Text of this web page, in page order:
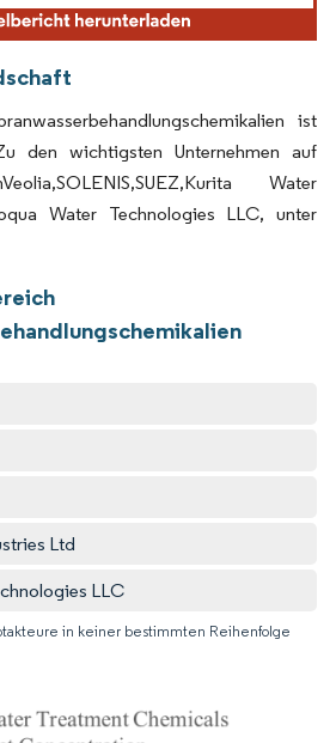
ist
den wichtigsten Unternehmen auf
Water
Water Technologies LLC, unter
Ltd
LLC
in keiner bestimmten Reihenfolge